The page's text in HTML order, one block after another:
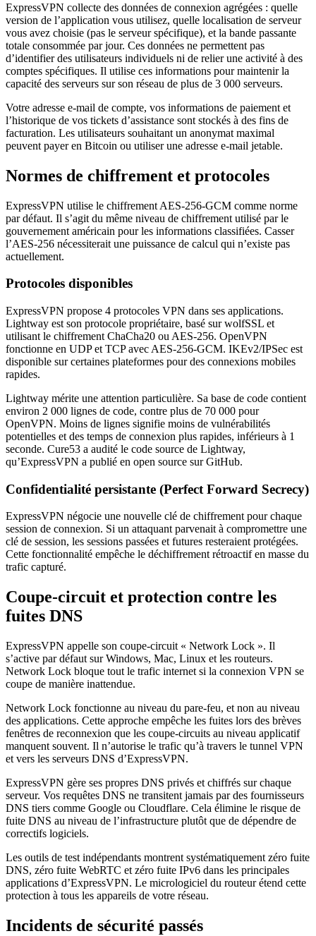
ExpressVPN collecte des données de connexion agrégées : quelle
version de l’application vous utilisez, quelle localisation de serveur
vous avez choisie (pas le serveur spécifique), et la bande passante
totale consommée par jour. Ces données ne permettent pas
d’identifier des utilisateurs individuels ni de relier une activité à des
comptes spécifiques. Il utilise ces informations pour maintenir la
capacité des serveurs sur son réseau de plus de 3 000 serveurs.
Votre adresse e-mail de compte, vos informations de paiement et
l’historique de vos tickets d’assistance sont stockés à des fins de
facturation. Les utilisateurs souhaitant un anonymat maximal
peuvent payer en Bitcoin ou utiliser une adresse e-mail jetable.
Normes de chiffrement et protocoles
ExpressVPN utilise le chiffrement AES-256-GCM comme norme
par défaut. Il s’agit du même niveau de chiffrement utilisé par le
gouvernement américain pour les informations classifiées. Casser
l’AES-256 nécessiterait une puissance de calcul qui n’existe pas
actuellement.
Protocoles disponibles
ExpressVPN propose 4 protocoles VPN dans ses applications.
Lightway est son protocole propriétaire, basé sur wolfSSL et
utilisant le chiffrement ChaCha20 ou AES-256. OpenVPN
fonctionne en UDP et TCP avec AES-256-GCM. IKEv2/IPSec est
disponible sur certaines plateformes pour des connexions mobiles
rapides.
Lightway mérite une attention particulière. Sa base de code contient
environ 2 000 lignes de code, contre plus de 70 000 pour
OpenVPN. Moins de lignes signifie moins de vulnérabilités
potentielles et des temps de connexion plus rapides, inférieurs à 1
seconde. Cure53 a audité le code source de Lightway,
qu’ExpressVPN a publié en open source sur GitHub.
Confidentialité persistante (Perfect Forward Secrecy)
ExpressVPN négocie une nouvelle clé de chiffrement pour chaque
session de connexion. Si un attaquant parvenait à compromettre une
clé de session, les sessions passées et futures resteraient protégées.
Cette fonctionnalité empêche le déchiffrement rétroactif en masse du
trafic capturé.
Coupe-circuit et protection contre les
fuites DNS
ExpressVPN appelle son coupe-circuit « Network Lock ». Il
s’active par défaut sur Windows, Mac, Linux et les routeurs.
Network Lock bloque tout le trafic internet si la connexion VPN se
coupe de manière inattendue.
Network Lock fonctionne au niveau du pare-feu, et non au niveau
des applications. Cette approche empêche les fuites lors des brèves
fenêtres de reconnexion que les coupe-circuits au niveau applicatif
manquent souvent. Il n’autorise le trafic qu’à travers le tunnel VPN
et vers les serveurs DNS d’ExpressVPN.
ExpressVPN gère ses propres DNS privés et chiffrés sur chaque
serveur. Vos requêtes DNS ne transitent jamais par des fournisseurs
DNS tiers comme Google ou Cloudflare. Cela élimine le risque de
fuite DNS au niveau de l’infrastructure plutôt que de dépendre de
correctifs logiciels.
Les outils de test indépendants montrent systématiquement zéro fuite
DNS, zéro fuite WebRTC et zéro fuite IPv6 dans les principales
applications d’ExpressVPN. Le micrologiciel du routeur étend cette
protection à tous les appareils de votre réseau.
Incidents de sécurité passés